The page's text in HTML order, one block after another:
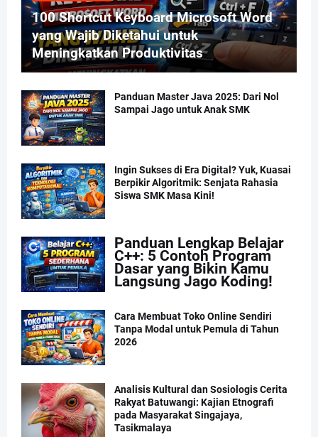
100 Shortcut Keyboard Microsoft Word
yang Wajib Diketahui untuk
Meningkatkan Produktivitas
Panduan Master Java 2025: Dari Nol
Sampai Jago untuk Anak SMK
Ingin Sukses di Era Digital? Yuk, Kuasai
Berpikir Algoritmik: Senjata Rahasia
Siswa SMK Masa Kini!
Panduan Lengkap Belajar
C++: 5 Contoh Program
Dasar yang Bikin Kamu
Langsung Jago Koding!
Cara Membuat Toko Online Sendiri
Tanpa Modal untuk Pemula di Tahun
2026
Analisis Kultural dan Sosiologis Cerita
Rakyat Batuwangi: Kajian Etnografi
pada Masyarakat Singajaya,
Tasikmalaya